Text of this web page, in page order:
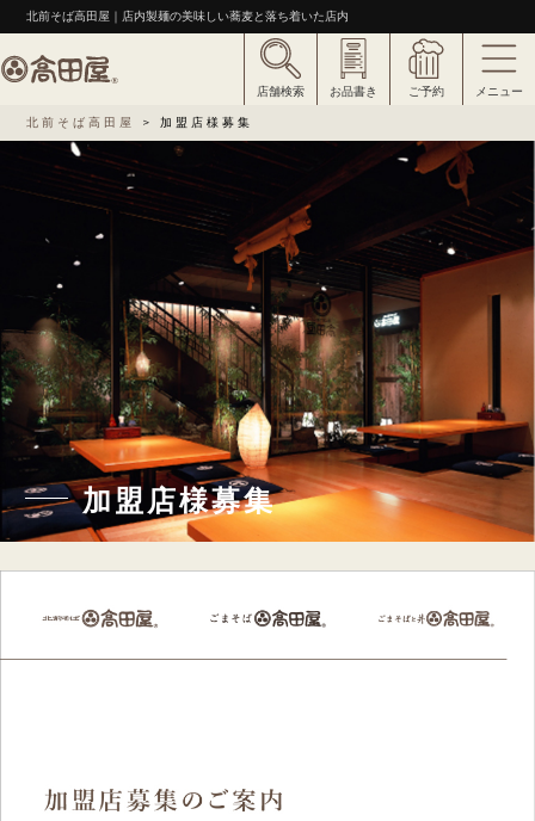
北前そば高田屋｜店内製麺の美味しい蕎麦と落ち着いた店内
店舗検索 お品書き ご予約 メニュー
北前そば高田屋 >加盟店様募集
加盟店様募集